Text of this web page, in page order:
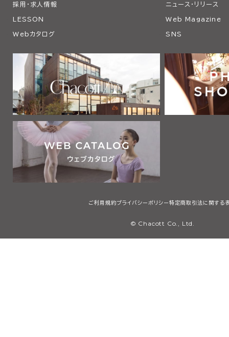
採用・求人情報 ニュース・リリース
LESSON Web Magazine
Webカタログ SNS
ご利用規約プライバシーポリシー 特定商取引法に関する
© Chacott Co., Ltd.